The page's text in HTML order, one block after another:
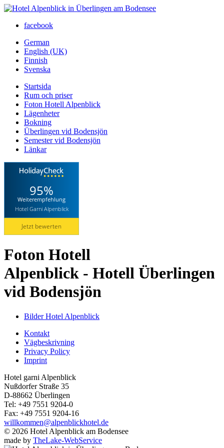
facebook
German
English (UK)
Finnish
Svenska
Startsida
Rum och priser
Foton Hotell Alpenblick
Lägenheter
Bokning
Überlingen vid Bodensjön
Semester vid Bodensjön
Länkar
95%
Weiterempfehlung
Hotel Garni Alpenblick
Jetzt bewerten
Foton Hotell
Alpenblick - Hotell Überlingen
vid Bodensjön
Bilder Hotel Alpenblick
Kontakt
Vägbeskrivning
Privacy Policy
Imprint
Hotel garni Alpenblick
Nußdorfer Straße 35
D-88662 Überlingen
Tel: +49 7551 9204-0
Fax: +49 7551 9204-16
willkommen@alpenblickhotel.de
© 2026 Hotel Alpenblick am Bodensee
made by TheLake-WebService